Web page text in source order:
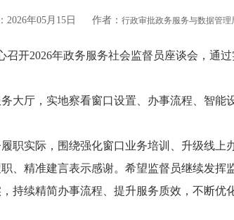
2026年05月15日 作者： 行政审批政务服务与数据管理
开2026年政务服务社会监督员座谈会，通
厅，实地察看窗口设置、办事流程、智能
实际，围绕强化窗口业务培训、升级线上
精准建言表示感谢。希望监督员继续发挥
持续精简办事流程、提升服务质效，不断优